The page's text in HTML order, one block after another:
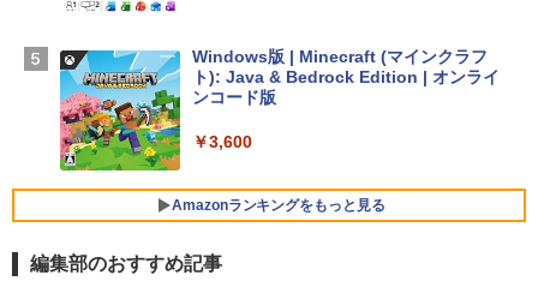
￥129,800
FMV ノートパソコン WE1-K3 (MS 365 P
VWK3E15W_AZ
Windows版 | Minecraft (マインクラフ
ト): Java & Bedrock Edition | オンライ
ンコード版
￥3,600
Amazonランキングをもっと見る
編集部のおすすめ記事